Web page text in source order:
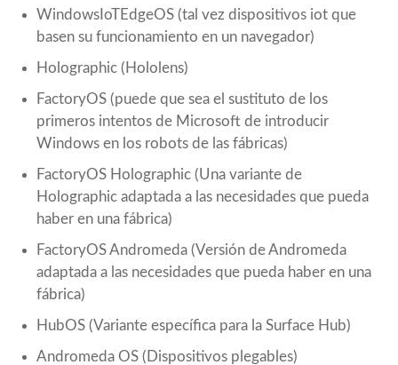
WindowsIoTEdgeOS (tal vez dispositivos iot que
basen su funcionamiento en un navegador)
Holographic (Hololens)
FactoryOS (puede que sea el sustituto de los
primeros intentos de Microsoft de introducir
Windows en los robots de las fábricas)
FactoryOS Holographic (Una variante de
Holographic adaptada a las necesidades que pueda
haber en una fábrica)
FactoryOS Andromeda (Versión de Andromeda
adaptada a las necesidades que pueda haber en una
fábrica)
HubOS (Variante específica para la Surface Hub)
Andromeda OS (Dispositivos plegables)